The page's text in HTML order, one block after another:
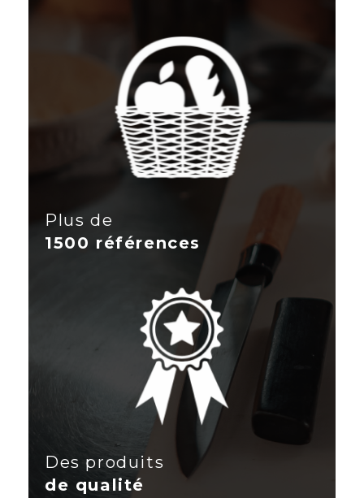
Plus de
1500 références
Des produits
de qualité